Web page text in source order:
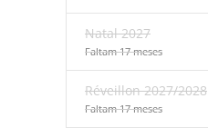
Natal 2027
Faltam 17 meses
Réveillon 2027/2028
Faltam 17 meses